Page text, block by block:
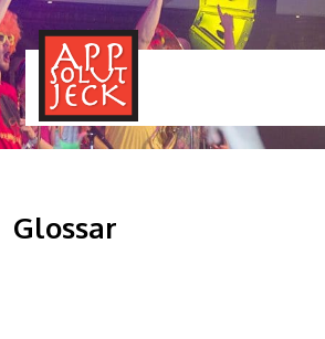
Glossar